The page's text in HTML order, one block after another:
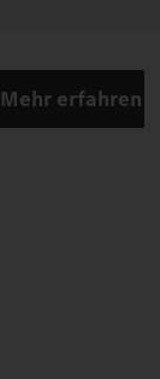
Mehr erfahren